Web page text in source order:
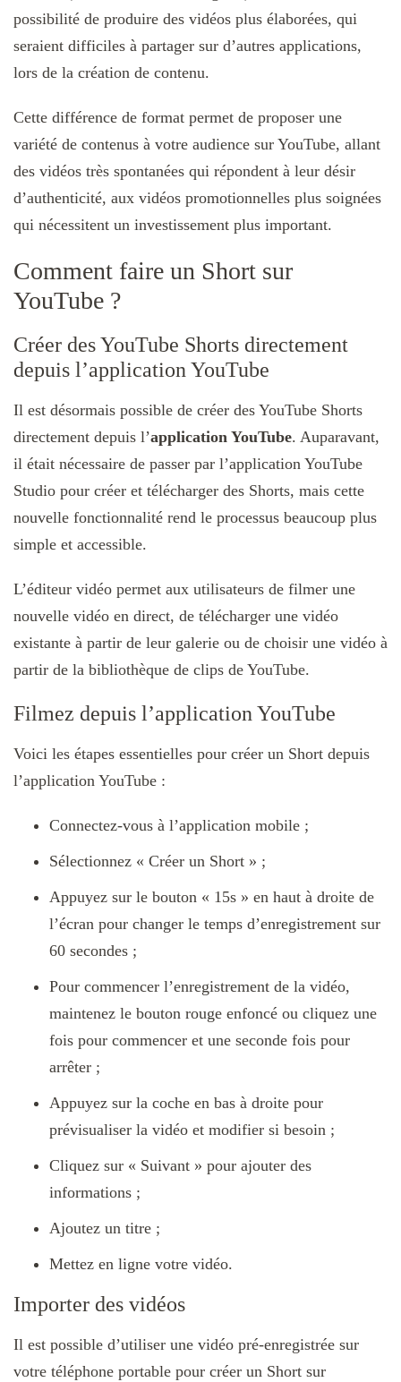
possibilité de produire des vidéos plus élaborées, qui
seraient difficiles à partager sur d’autres applications,
lors de la création de contenu.
Cette différence de format permet de proposer une
variété de contenus à votre audience sur YouTube, allant
des vidéos très spontanées qui répondent à leur désir
d’authenticité, aux vidéos promotionnelles plus soignées
qui nécessitent un investissement plus important.
Comment faire un Short sur
YouTube ?
Créer des YouTube Shorts directement
depuis l’application YouTube
Il est désormais possible de créer des YouTube Shorts
directement depuis l’application YouTube. Auparavant,
il était nécessaire de passer par l’application YouTube
Studio pour créer et télécharger des Shorts, mais cette
nouvelle fonctionnalité rend le processus beaucoup plus
simple et accessible.
L’éditeur vidéo permet aux utilisateurs de filmer une
nouvelle vidéo en direct, de télécharger une vidéo
existante à partir de leur galerie ou de choisir une vidéo à
partir de la bibliothèque de clips de YouTube.
Filmez depuis l’application YouTube
Voici les étapes essentielles pour créer un Short depuis
l’application YouTube :
Connectez-vous à l’application mobile ;
Sélectionnez « Créer un Short » ;
Appuyez sur le bouton « 15s » en haut à droite de
l’écran pour changer le temps d’enregistrement sur
60 secondes ;
Pour commencer l’enregistrement de la vidéo,
maintenez le bouton rouge enfoncé ou cliquez une
fois pour commencer et une seconde fois pour
arrêter ;
Appuyez sur la coche en bas à droite pour
prévisualiser la vidéo et modifier si besoin ;
Cliquez sur « Suivant » pour ajouter des
informations ;
Ajoutez un titre ;
Mettez en ligne votre vidéo.
Importer des vidéos
Il est possible d’utiliser une vidéo pré-enregistrée sur
votre téléphone portable pour créer un Short sur